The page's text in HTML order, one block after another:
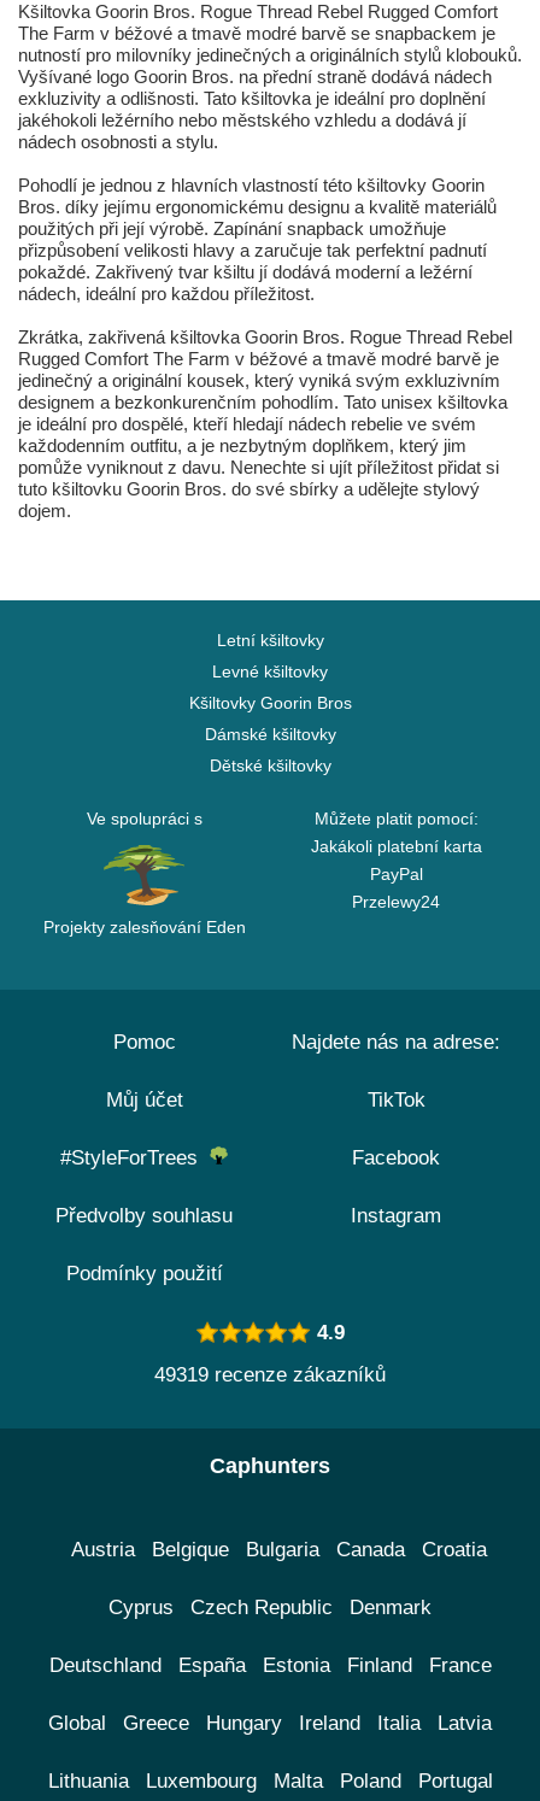
Kšiltovka Goorin Bros. Rogue Thread Rebel Rugged Comfort
The Farm v béžové a tmavě modré barvě se snapbackem je
nutností pro milovníky jedinečných a originálních stylů klobouků.
Vyšívané logo Goorin Bros. na přední straně dodává nádech
exkluzivity a odlišnosti. Tato kšiltovka je ideální pro doplnění
jakéhokoli ležérního nebo městského vzhledu a dodává jí
nádech osobnosti a stylu.
Pohodlí je jednou z hlavních vlastností této kšiltovky Goorin
Bros. díky jejímu ergonomickému designu a kvalitě materiálů
použitých při její výrobě. Zapínání snapback umožňuje
přizpůsobení velikosti hlavy a zaručuje tak perfektní padnutí
pokaždé. Zakřivený tvar kšiltu jí dodává moderní a ležérní
nádech, ideální pro každou příležitost.
Zkrátka, zakřivená kšiltovka Goorin Bros. Rogue Thread Rebel
Rugged Comfort The Farm v béžové a tmavě modré barvě je
jedinečný a originální kousek, který vyniká svým exkluzivním
designem a bezkonkurenčním pohodlím. Tato unisex kšiltovka
je ideální pro dospělé, kteří hledají nádech rebelie ve svém
každodenním outfitu, a je nezbytným doplňkem, který jim
pomůže vyniknout z davu. Nenechte si ujít příležitost přidat si
tuto kšiltovku Goorin Bros. do své sbírky a udělejte stylový
dojem.
Letní kšiltovky
Levné kšiltovky
Kšiltovky Goorin Bros
Dámské kšiltovky
Dětské kšiltovky
Ve spolupráci s
Projekty zalesňování Eden
Můžete platit pomocí:
Jakákoli platební karta
PayPal
Przelewy24
Pomoc
Můj účet
#StyleForTrees
Předvolby souhlasu
Podmínky použití
Najdete nás na adrese:
TikTok
Facebook
Instagram
4.9
49319 recenze zákazníků
Caphunters
Austria Belgique Bulgaria Canada Croatia
Cyprus Czech Republic Denmark
Deutschland España Estonia Finland France
Global Greece Hungary Ireland Italia Latvia
Lithuania Luxembourg Malta Poland Portugal